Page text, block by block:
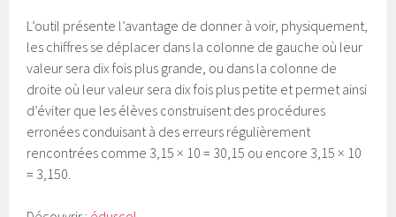
L’outil présente l’avantage de donner à voir, physiquement,
les chiffres se déplacer dans la colonne de gauche où leur
valeur sera dix fois plus grande, ou dans la colonne de
droite où leur valeur sera dix fois plus petite et permet ainsi
d’éviter que les élèves construisent des procédures
erronées conduisant à des erreurs régulièrement
rencontrées comme 3,15 × 10 = 30,15 ou encore 3,15 × 10
= 3,150.